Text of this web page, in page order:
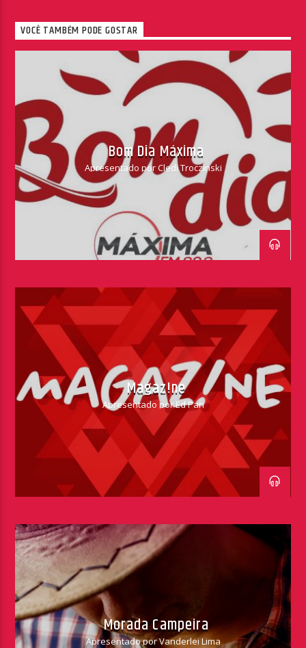
VOCÊ TAMBÉM PODE GOSTAR
Bom Dia Máxima
Apresentado por Cledi Troczinski
Magaz!ne
Apresentado por Ed Pan
Morada Campeira
Apresentado por Vanderlei Lima